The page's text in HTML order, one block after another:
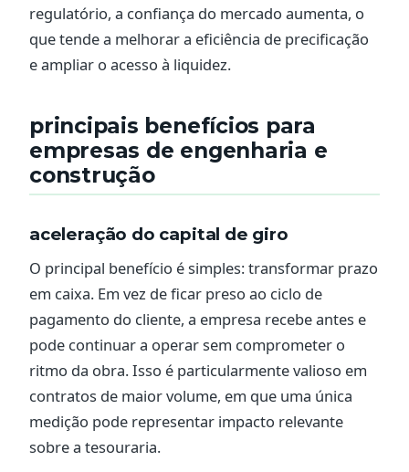
regulatório, a confiança do mercado aumenta, o
que tende a melhorar a eficiência de precificação
e ampliar o acesso à liquidez.
principais benefícios para
empresas de engenharia e
construção
aceleração do capital de giro
O principal benefício é simples: transformar prazo
em caixa. Em vez de ficar preso ao ciclo de
pagamento do cliente, a empresa recebe antes e
pode continuar a operar sem comprometer o
ritmo da obra. Isso é particularmente valioso em
contratos de maior volume, em que uma única
medição pode representar impacto relevante
sobre a tesouraria.